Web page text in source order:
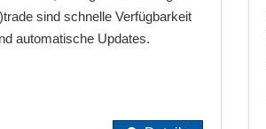
sind schnelle Verfügbarkeit
automatische Updates.